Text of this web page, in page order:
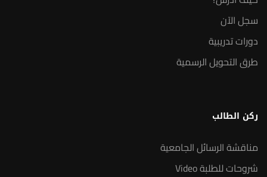
سجل الآن
دورات تدريبية
طرق التحويل الرسمية
ركن الطالب
مناقشة الرسائل الجامعية
شروحات للطلبة Video